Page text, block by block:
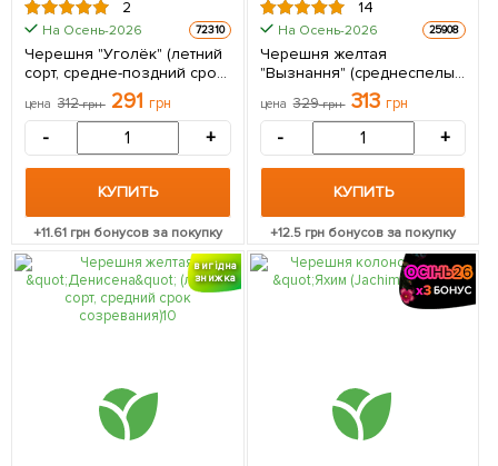
2
На Осень-2026 72310
Черешня "Уголёк" (летний
сорт, средне-поздний срок
созревания) 1 саженец в
упаковке
цена 312грн 291 грн
- +
КУПИТЬ
+11.61грн бонусов за покупку
14
На Осень-2026 25908
Черешня желтая
"Вызнання" (среднеспелый
срок созревания) 1
саженец в упаковке
цена 329грн 313 грн
- +
КУПИТЬ
+12.5грн бонусов за покупку
вигідна
знижка